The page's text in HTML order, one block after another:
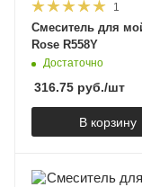
1
Смеситель для
Rose R558Y
Достаточно
316.75 руб./шт
В корзину